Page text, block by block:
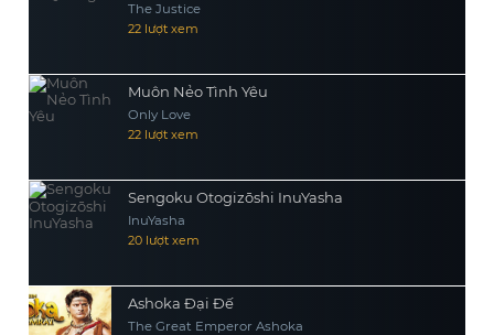
The Justice
22 lượt xem
Muôn Nẻo Tình Yêu
Only Love
22 lượt xem
Sengoku Otogizōshi InuYasha
InuYasha
20 lượt xem
Ashoka Đại Đế
The Great Emperor Ashoka